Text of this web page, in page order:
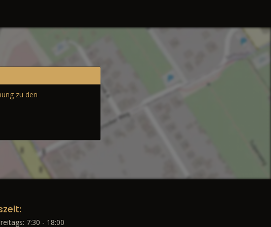
zu den
7:30 - 18:00